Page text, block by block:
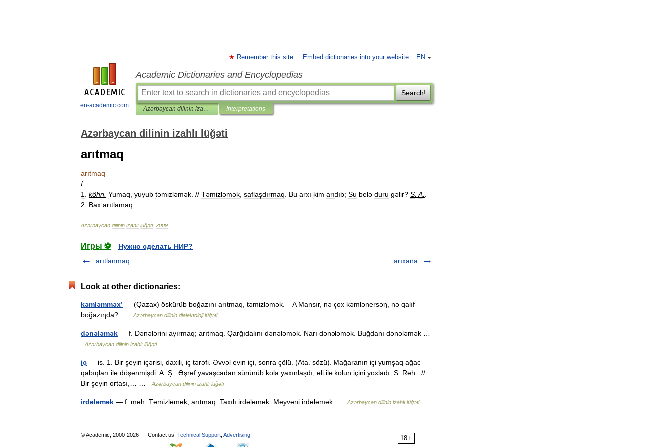
en-academic.com
EN
Remember this site Embed dictionaries into your website
Academic Dictionaries and Encyclopedias
Search!
Azərbaycan dilinin izahlı lüğəti Interpretations
Azərbaycan dilinin izahlı lüğəti
arıtmaq
arıtmaq
f.
1
köhn Yumaq yuyub təmizləmək . // Təmizləmək saflaşdırmaq Bu arxı kim arıdıb; Su belə duru gəlir? S A
2
Bax arıtlamaq
Azərbaycan dilinin izahlı lüğəti. 2009
Игры ⚽
Нужно сделать НИР?
arıtlanmaq
arıxana
Look at other dictionaries:
kəmləmməx’ — (Qazax) öskürüb boğazını arıtmaq, təmizləmək. – A Mansır, nə çox kəmlənersəη, nə qalıf
boğazıηda? …
Azərbaycan dilinin dialektoloji lüğəti
dənələmək — f. Dənələrini ayırmaq; arıtmaq. Qarğıdalını dənələmək. Narı dənələmək. Buğdanı dənələmək …
Azərbaycan dilinin izahlı lüğəti
iç — is. 1. Bir şeyin içərisi, daxili, iç tərəfi. Əvvəl evin içi, sonra çölü. (Ata. sözü). Mağaranın içi yumşaq ağac
qabıqları ilə döşənmişdi. A. Ş.. Əşrəf yavaşcadan sürünüb kola yaxınlaşdı, əli ilə kolun içini yoxladı. S. Rəh.. //
Bir şeyin ortası,… …
Azərbaycan dilinin izahlı lüğəti
irdələmək — f. məh. Təmizləmək, arıtmaq. Taxılı irdələmək. Meyvəni irdələmək … Azərbaycan dilinin izahlı lüğəti
18+
© Academic, 2000-2026 Contact us: Technical Support Advertising